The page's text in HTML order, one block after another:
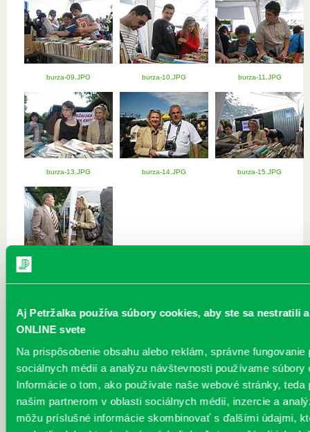
Aj Petržalka používa súbory cookies, aby ste sa nestratili
ONLINE svete
Na prispôsobenie obsahu alebo reklám, správne fungovanie
sociálnych médií a analýzu návštevnosti používame súbory
Informácie o tom, ako používate naše webové stránky, teda
našim partnerom v oblasti sociálnych médií, inzercie a
môžu príslušné informácie skombinovať s ďalšími údajmi,
burza-09.JPG burza-10.JPG burza-11.JPG
burza-13.JPG burza-14.JPG burza-15.JPG
Najnovšie
„Ochlaď sa!“ v petržalskej knižnici na
Vavilovovej 26
30.07.2026